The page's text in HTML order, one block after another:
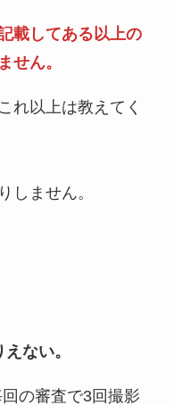
載してある以上の
せん。
れ以上は教えてく
しません。
ない。
の審査で3回撮影